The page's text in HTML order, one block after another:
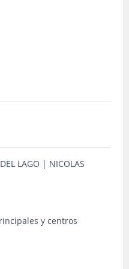
LAGO | NICOLAS
y centros